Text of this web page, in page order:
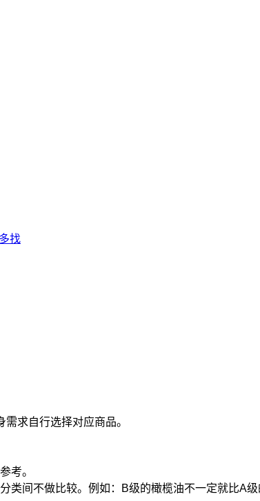
找
求自行选择对应商品。
考。
类间不做比较。例如：B级的橄榄油不一定就比A